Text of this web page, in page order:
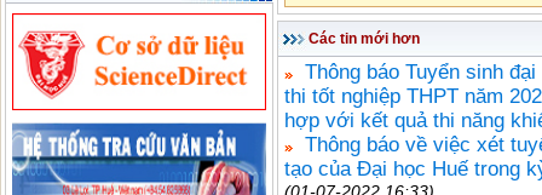
Các tin mới hơn
Thông báo Tuyển sinh
thi tốt nghiệp THPT năm
hợp với kết quả thi năng
Thông báo về việc xét
tạo của Đại học Huế trong